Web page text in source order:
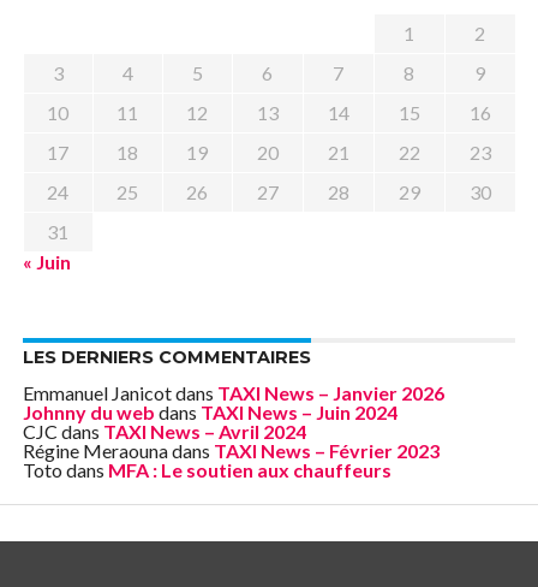
1
2
3
4 5 6 7 8
9
10
11 12 13 14 15
16
17
18 19 20 21 22
23
24
25 26 27 28 29
30
31
« Juin
LES DERNIERS COMMENTAIRES
Emmanuel Janicotdans TAXI News – Janvier 2026
Johnny du web dans TAXI News – Juin 2024
CJC dans TAXI News – Avril 2024
Régine Meraounadans TAXI News – Février 2023
Toto dans MFA : Le soutien aux chauffeurs